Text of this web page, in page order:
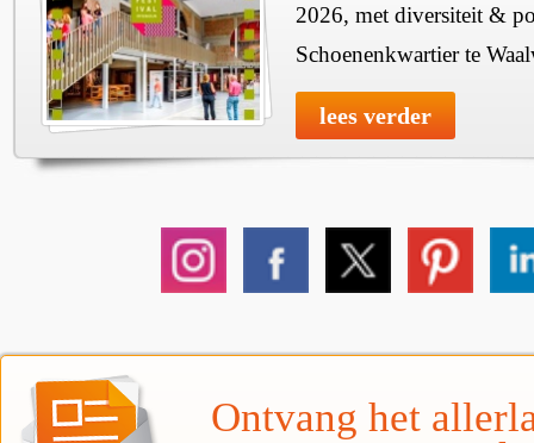
2026, met diversiteit &
Schoenenkwartier te
lees verder
Ontvang het